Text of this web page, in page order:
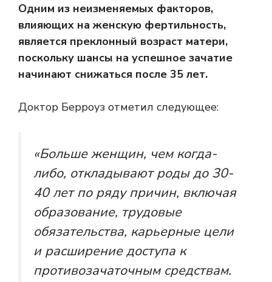
Одним из неизменяемых факторов,
влияющих на женскую фертильность,
является преклонный возраст матери,
поскольку шансы на успешное зачатие
начинают снижаться после 35 лет.
Доктор Берроуз отметил следующее:
«Больше женщин, чем когда-
либо, откладывают роды до 30-
40 лет по ряду причин, включая
образование, трудовые
обязательства, карьерные цели
и расширение доступа к
противозачаточным средствам.